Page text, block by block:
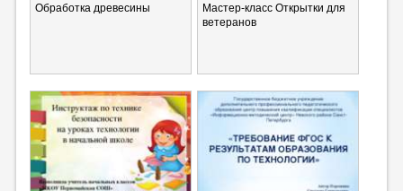
Обработка древесины
Мастер-класс Открытки для
ветеранов